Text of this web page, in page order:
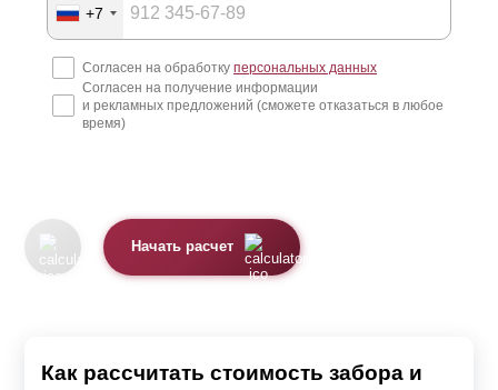
+7
Согласен на обработку персональных данных
Согласен на получение информации
и рекламных предложений (сможете отказаться в любое
время)
Начать расчет
Как рассчитать стоимость забора и